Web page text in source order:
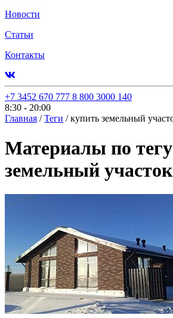
Новости
Статьи
Контакты
+7 3452 670 777 8 800 3000 140
8:30 - 20:00
Главная / Теги / купить земельный
Материалы по
земельный